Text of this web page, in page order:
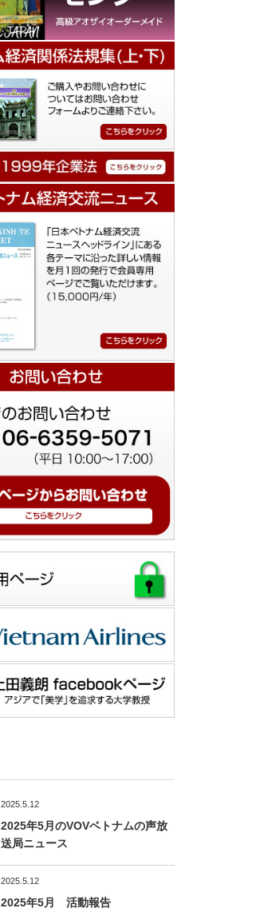
2025.5.12
2025年5月のVOVベトナムの声放
送局ニュース
2025.5.12
2025年5月 活動報告